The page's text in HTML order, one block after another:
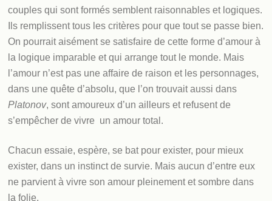
couples qui sont formés semblent raisonnables et logiques.
Ils remplissent tous les critères pour que tout se passe bien.
On pourrait aisément se satisfaire de cette forme d’amour à
la logique imparable et qui arrange tout le monde. Mais
l’amour n’est pas une affaire de raison et les personnages,
dans une quête d’absolu, que l’on trouvait aussi dans
Platonov, sont amoureux d’un ailleurs et refusent de
s’empêcher de vivre un amour total.
Chacun essaie, espère, se bat pour exister, pour mieux
exister, dans un instinct de survie. Mais aucun d’entre eux
ne parvient à vivre son amour pleinement et sombre dans
la folie.